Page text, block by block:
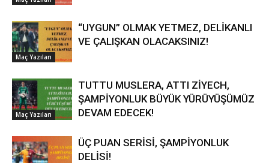
Maç Yazıları
“UYGUN” OLMAK YETMEZ, DELİKANLI
VE ÇALIŞKAN OLACAKSINIZ!
Maç Yazıları
TUTTU MUSLERA, ATTI ZİYECH,
ŞAMPİYONLUK BÜYÜK YÜRÜYÜŞÜMÜZ
DEVAM EDECEK!
ÜÇ PUAN SERİSİ, ŞAMPİYONLUK
DELİSİ!